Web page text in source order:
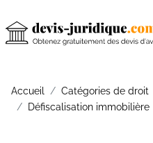
Accueil Catégories de droit
Défiscalisation immobilière